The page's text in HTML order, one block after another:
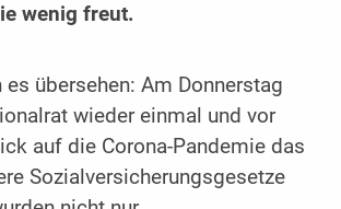
wenig freut.
es übersehen: Am Donnerstag
wieder einmal und vor
auf die Corona-Pandemie das
Sozialversicherungsgesetze